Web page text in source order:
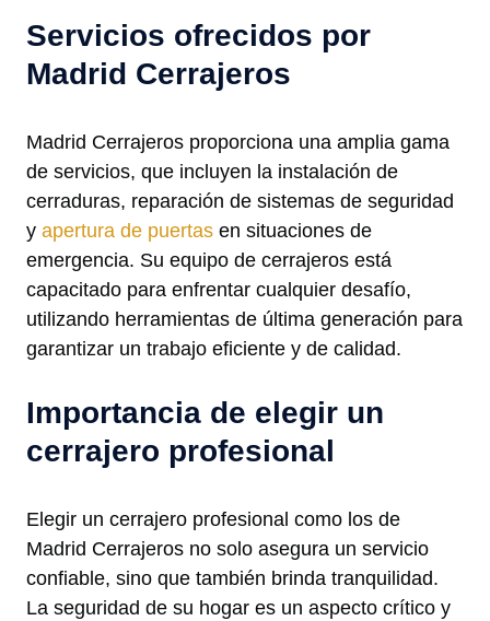
Servicios ofrecidos por
Madrid Cerrajeros
Madrid Cerrajeros proporciona una amplia gama
de servicios, que incluyen la instalación de
cerraduras, reparación de sistemas de seguridad
y apertura de puertas en situaciones de
emergencia. Su equipo de cerrajeros está
capacitado para enfrentar cualquier desafío,
utilizando herramientas de última generación para
garantizar un trabajo eficiente y de calidad.
Importancia de elegir un
cerrajero profesional
Elegir un cerrajero profesional como los de
Madrid Cerrajeros no solo asegura un servicio
confiable, sino que también brinda tranquilidad.
La seguridad de su hogar es un aspecto crítico y